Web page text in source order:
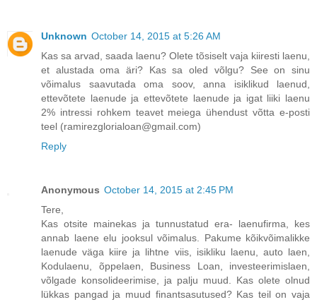
Unknown October 14, 2015 at 5:26 AM
Kas sa arvad, saada laenu? Olete tõsiselt vaja kiiresti laenu,
et alustada oma äri? Kas sa oled võlgu? See on sinu
võimalus saavutada oma soov, anna isiklikud laenud,
ettevõtete laenude ja ettevõtete laenude ja igat liiki laenu
2% intressi rohkem teavet meiega ühendust võtta e-posti
teel (ramirezglorialoan@gmail.com)
Reply
Anonymous October 14, 2015 at 2:45 PM
Tere,
Kas otsite mainekas ja tunnustatud era- laenufirma, kes
annab laene elu jooksul võimalus. Pakume kõikvõimalikke
laenude väga kiire ja lihtne viis, isikliku laenu, auto laen,
Kodulaenu, õppelaen, Business Loan, investeerimislaen,
võlgade konsolideerimise, ja palju muud. Kas olete olnud
lükkas pangad ja muud finantsasutused? Kas teil on vaja